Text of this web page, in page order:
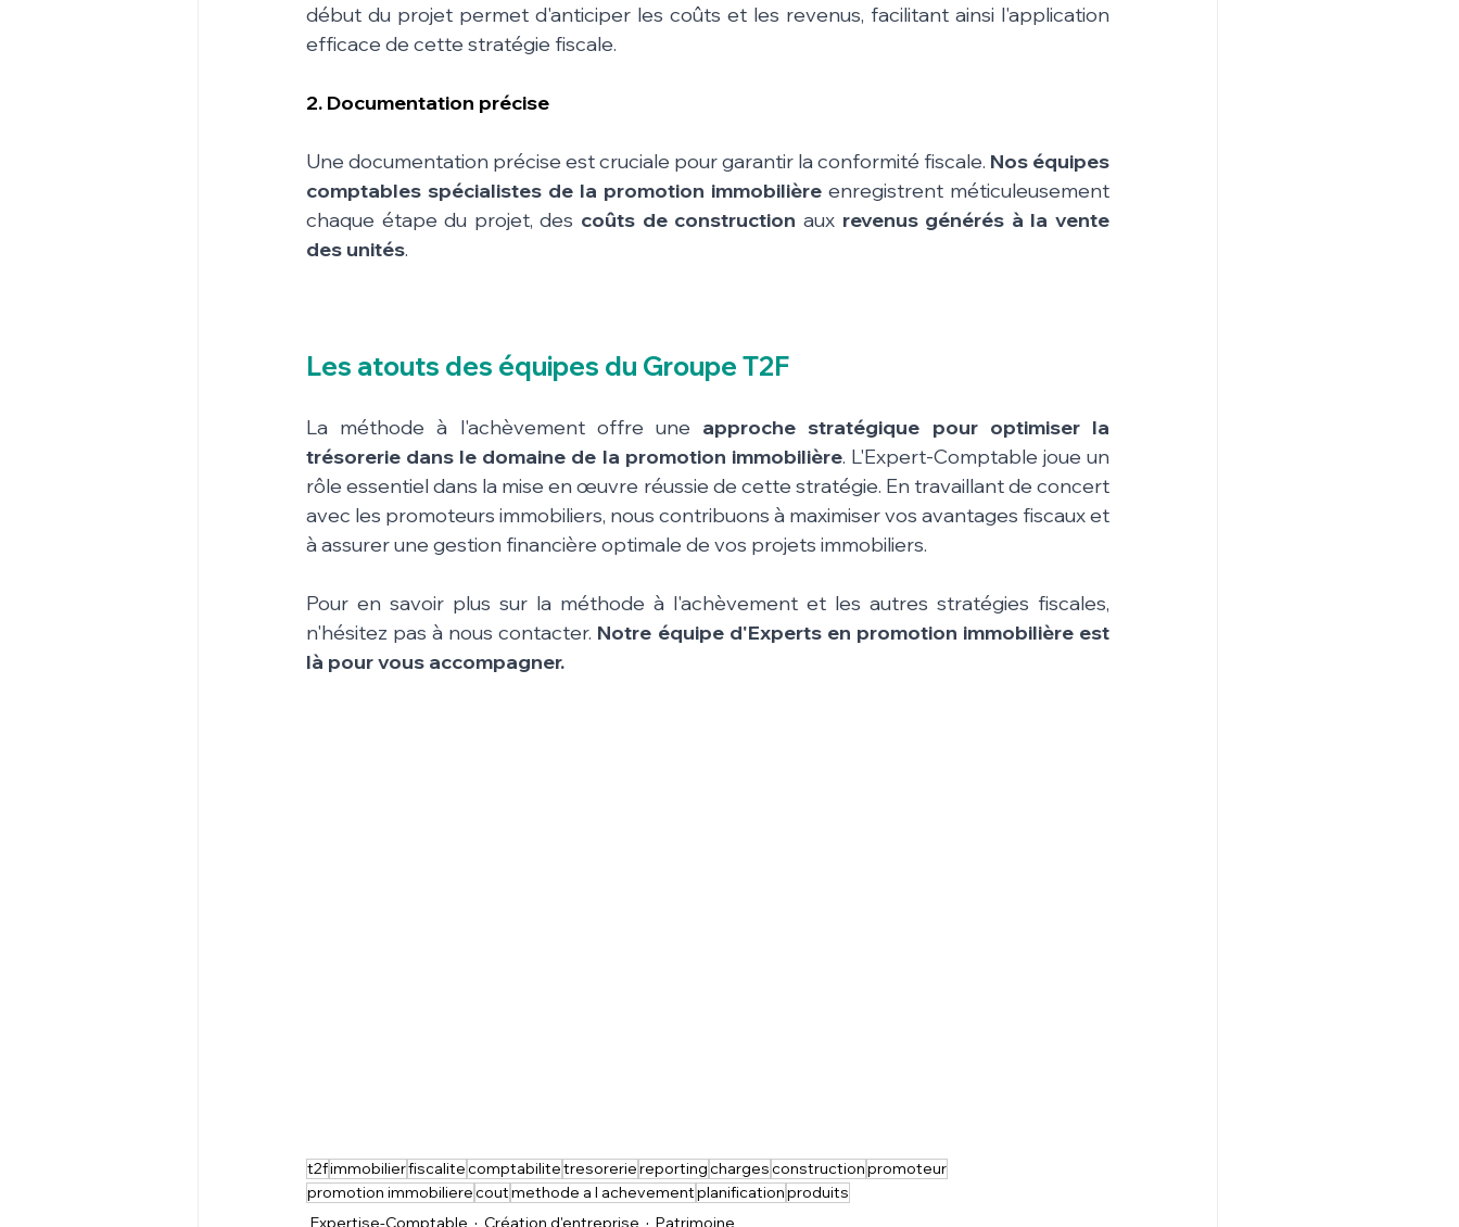
début du projet permet d'anticiper les coûts et les revenus, facilitant ainsi l'application
efficace de cette stratégie fiscale.
2. Documentation précise
Une documentation précise est cruciale pour garantir la conformité fiscale. Nos équipes
comptables spécialistes de la promotion immobilière enregistrent méticuleusement
chaque étape du projet, des coûts de construction aux revenus générés à la vente
des unités.
Les atouts des équipes du Groupe T2F
La méthode à l'achèvement offre une approche stratégique pour optimiser la
trésorerie dans le domaine de la promotion immobilière. L'Expert-Comptable joue un
rôle essentiel dans la mise en œuvre réussie de cette stratégie. En travaillant de concert
avec les promoteurs immobiliers, nous contribuons à maximiser vos avantages fiscaux et
à assurer une gestion financière optimale de vos projets immobiliers.
Pour en savoir plus sur la méthode à l'achèvement et les autres stratégies fiscales,
n'hésitez pas à nous contacter. Notre équipe d'Experts en promotion immobilière est
là pour vous accompagner.
t2fimmobilierfiscalitecomptabilitetresoreriereportingchargesconstructionpromoteur
promotion immobilierecoutmethode a l achevementplanificationproduits
Expertise-Comptable
Création d'entreprise Patrimoine